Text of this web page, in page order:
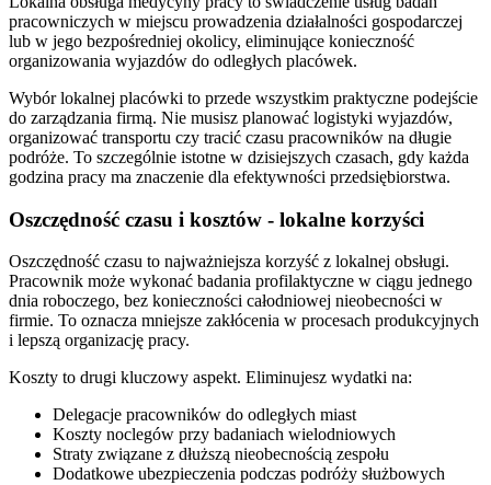
pracowniczych w miejscu prowadzenia działalności gospodarczej
lub w jego bezpośredniej okolicy, eliminujące konieczność
organizowania wyjazdów do odległych placówek.
Wybór lokalnej placówki to przede wszystkim praktyczne podejście
do zarządzania firmą. Nie musisz planować logistyki wyjazdów,
organizować transportu czy tracić czasu pracowników na długie
podróże. To szczególnie istotne w dzisiejszych czasach, gdy każda
godzina pracy ma znaczenie dla efektywności przedsiębiorstwa.
Oszczędność czasu i kosztów - lokalne korzyści
Oszczędność czasu to najważniejsza korzyść z lokalnej obsługi.
Pracownik może wykonać badania profilaktyczne w ciągu jednego
dnia roboczego, bez konieczności całodniowej nieobecności w
firmie. To oznacza mniejsze zakłócenia w procesach produkcyjnych
i lepszą organizację pracy.
Koszty to drugi kluczowy aspekt. Eliminujesz wydatki na:
Delegacje pracowników do odległych miast
Koszty noclegów przy badaniach wielodniowych
Straty związane z dłuższą nieobecnością zespołu
Dodatkowe ubezpieczenia podczas podróży służbowych